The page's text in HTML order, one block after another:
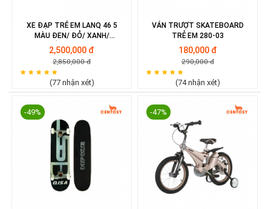
XE ĐẠP TRẺ EM LANQ 46 5
MÀU ĐEN/ ĐỎ/ XANH/
HỒNG/VÀNG
2,500,000 đ
2,850,000 đ
(77 nhận xét)
VÁN TRƯỢT SKATEBOARD
TRẺ EM 280-03
180,000 đ
290,000 đ
(74 nhận xét)
-49% -47%